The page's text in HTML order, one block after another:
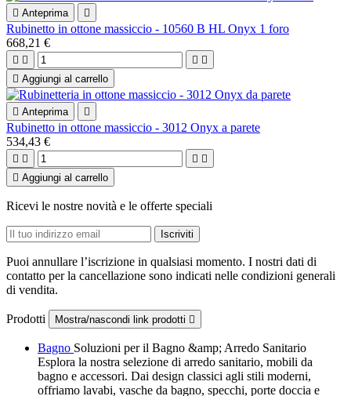
 Anteprima 
Rubinetto in ottone massiccio - 10560 B HL Onyx 1 foro
668,21 €
   
 Aggiungi al carrello
 Anteprima 
Rubinetto in ottone massiccio - 3012 Onyx a parete
534,43 €
   
 Aggiungi al carrello
Ricevi le nostre novità e le offerte speciali
Puoi annullare l’iscrizione in qualsiasi momento. I nostri dati di
contatto per la cancellazione sono indicati nelle condizioni generali
di vendita.
Prodotti Mostra/nascondi link prodotti 
Bagno Soluzioni per il Bagno &amp; Arredo Sanitario
Esplora la nostra selezione di arredo sanitario, mobili da
bagno e accessori. Dai design classici agli stili moderni,
offriamo lavabi, vasche da bagno, specchi, porte doccia e